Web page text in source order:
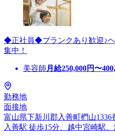
◆正社員◆ブランクあり歓迎♪
集中！
美容師 月給250,000円〜
勤務地
面接地
富山県下新川郡入善町椚山1336
入善駅 徒歩15分、越中宮崎駅